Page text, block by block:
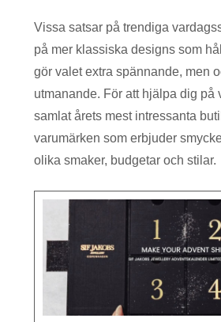
Vissa satsar på trendiga
på mer klassiska designs som
gör valet extra spännande, men
utmanande. För att hjälpa dig på
samlat årets mest intressanta
varumärken som erbjuder
olika smaker, budgetar och stilar.